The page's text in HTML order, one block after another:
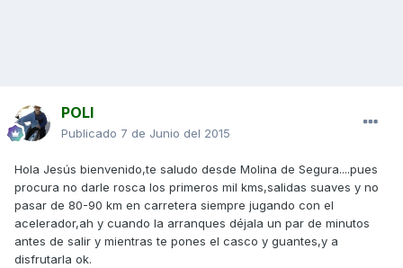
POLI
Publicado 7 de Junio del 2015
Hola Jesús bienvenido,te saludo desde Molina de Segura....pues
procura no darle rosca los primeros mil kms,salidas suaves y no
pasar de 80-90 km en carretera siempre jugando con el
acelerador,ah y cuando la arranques déjala un par de minutos
antes de salir y mientras te pones el casco y guantes,y a
disfrutarla ok.